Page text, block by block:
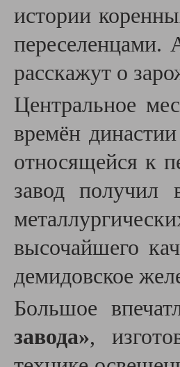
истории
переселенцами.
расскажут о
Центральное
времён
относящейся к
завод получил
высочайшего
демидовское
Большое
завода»,